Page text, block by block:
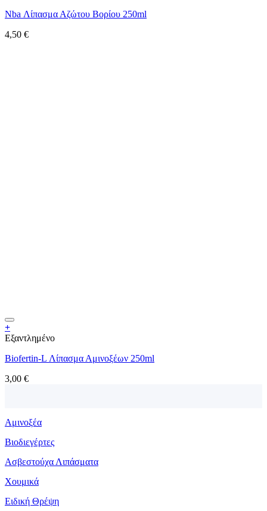
Nba Λίπασμα Αζώτου Βορίου 250ml
4,50 €
+
Εξαντλημένο
Biofertin-L Λίπασμα Αμινοξέων 250ml
3,00 €
Αμινοξέα
Βιοδιεγέρτες
Ασβεστούχα Λιπάσματα
Χουμικά
Ειδική Θρέψη